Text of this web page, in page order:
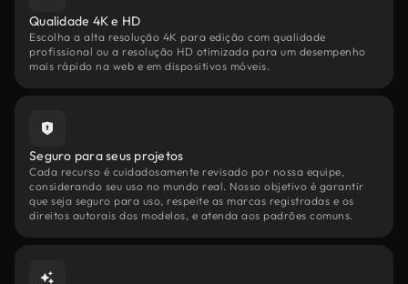
Qualidade 4K e HD
Escolha a alta resolução 4K para edição com qualidade
profissional ou a resolução HD otimizada para um desempenho
mais rápido na web e em dispositivos móveis.
Seguro para seus projetos
Cada recurso é cuidadosamente revisado por nossa equipe,
considerando seu uso no mundo real. Nosso objetivo é garantir
que seja seguro para uso, respeite as marcas registradas e os
direitos autorais dos modelos, e atenda aos padrões comuns.